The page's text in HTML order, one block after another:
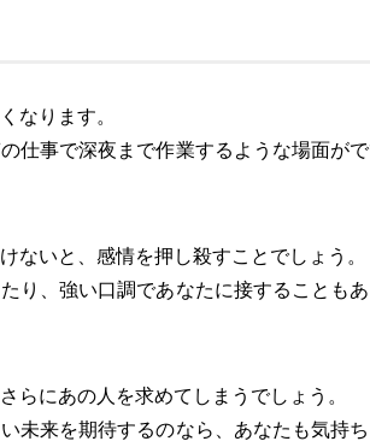
なります。
仕事で深夜まで作業するような場面がで
ないと、感情を押し殺すことでしょう。
り、強い口調であなたに接することも
らにあの人を求めてしまうでしょう。
未来を期待するのなら、あなたも気持ち